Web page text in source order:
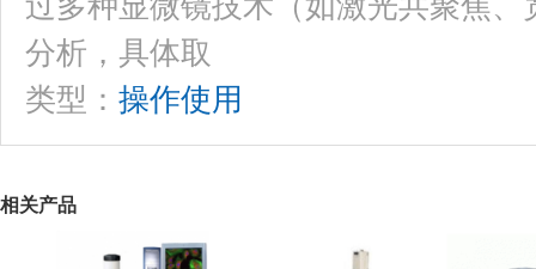
分析，具体取
类型： 操作使用
相关产品